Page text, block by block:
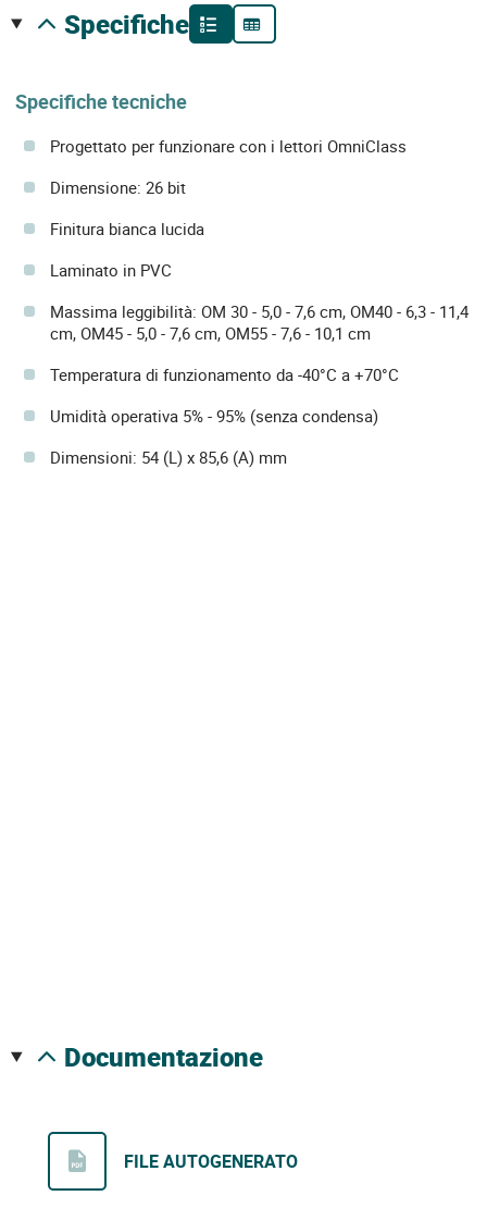
specifiche
Specifiche tecniche
Progettato per funzionare con i lettori OmniClass
Dimensione: 26 bit
Finitura bianca lucida
Laminato in PVC
Massima leggibilità: OM 30 - 5,0 - 7,6 cm, OM40 - 6,3 - 11,4
cm, OM45 - 5,0 - 7,6 cm, OM55 - 7,6 - 10,1 cm
Temperatura di funzionamento da -40°C a +70°C
Umidità operativa 5% - 95% (senza condensa)
Dimensioni: 54 (L) x 85,6 (A) mm
documentazione
FILE AUTOGENERATO